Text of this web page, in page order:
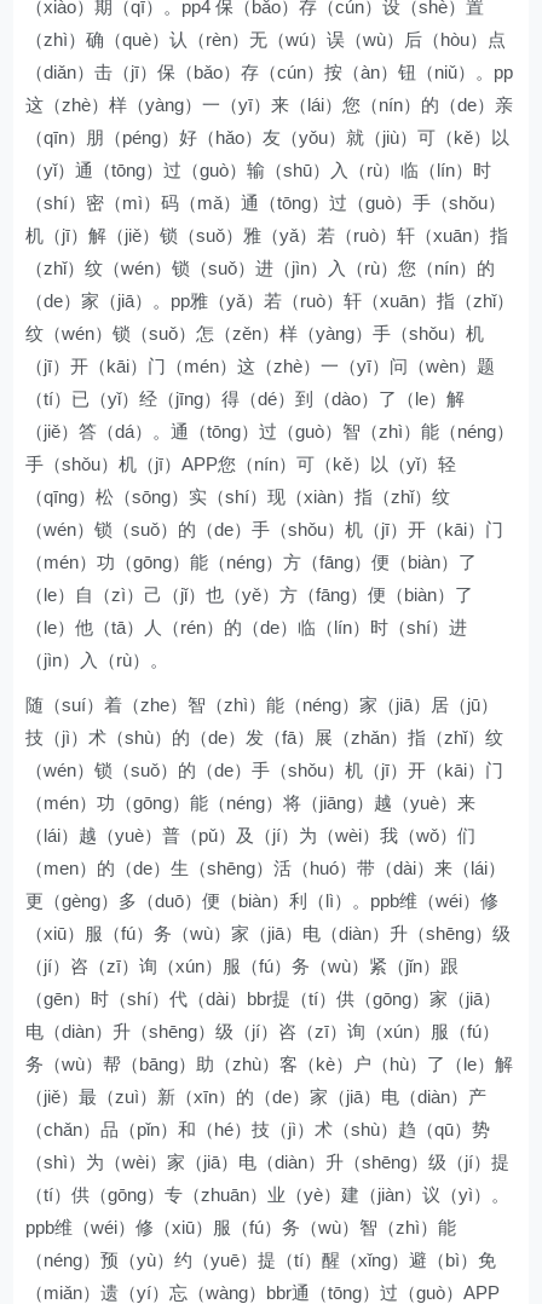
（xiào）期（qī）。pp4 保（bǎo）存（cún）设（shè）置
（zhì）确（què）认（rèn）无（wú）误（wù）后（hòu）点
（diǎn）击（jī）保（bǎo）存（cún）按（àn）钮（niǔ）。pp
这（zhè）样（yàng）一（yī）来（lái）您（nín）的（de）亲
（qīn）朋（péng）好（hǎo）友（yǒu）就（jiù）可（kě）以
（yǐ）通（tōng）过（guò）输（shū）入（rù）临（lín）时
（shí）密（mì）码（mǎ）通（tōng）过（guò）手（shǒu）
机（jī）解（jiě）锁（suǒ）雅（yǎ）若（ruò）轩（xuān）指
（zhǐ）纹（wén）锁（suǒ）进（jìn）入（rù）您（nín）的
（de）家（jiā）。pp雅（yǎ）若（ruò）轩（xuān）指（zhǐ）
纹（wén）锁（suǒ）怎（zěn）样（yàng）手（shǒu）机
（jī）开（kāi）门（mén）这（zhè）一（yī）问（wèn）题
（tí）已（yǐ）经（jīng）得（dé）到（dào）了（le）解
（jiě）答（dá）。通（tōng）过（guò）智（zhì）能（néng）
手（shǒu）机（jī）APP您（nín）可（kě）以（yǐ）轻
（qīng）松（sōng）实（shí）现（xiàn）指（zhǐ）纹
（wén）锁（suǒ）的（de）手（shǒu）机（jī）开（kāi）门
（mén）功（gōng）能（néng）方（fāng）便（biàn）了
（le）自（zì）己（jǐ）也（yě）方（fāng）便（biàn）了
（le）他（tā）人（rén）的（de）临（lín）时（shí）进
（jìn）入（rù）。
随（suí）着（zhe）智（zhì）能（néng）家（jiā）居（jū）
技（jì）术（shù）的（de）发（fā）展（zhǎn）指（zhǐ）纹
（wén）锁（suǒ）的（de）手（shǒu）机（jī）开（kāi）门
（mén）功（gōng）能（néng）将（jiāng）越（yuè）来
（lái）越（yuè）普（pǔ）及（jí）为（wèi）我（wǒ）们
（men）的（de）生（shēng）活（huó）带（dài）来（lái）
更（gèng）多（duō）便（biàn）利（lì）。ppb维（wéi）修
（xiū）服（fú）务（wù）家（jiā）电（diàn）升（shēng）级
（jí）咨（zī）询（xún）服（fú）务（wù）紧（jǐn）跟
（gēn）时（shí）代（dài）bbr提（tí）供（gōng）家（jiā）
电（diàn）升（shēng）级（jí）咨（zī）询（xún）服（fú）
务（wù）帮（bāng）助（zhù）客（kè）户（hù）了（le）解
（jiě）最（zuì）新（xīn）的（de）家（jiā）电（diàn）产
（chǎn）品（pǐn）和（hé）技（jì）术（shù）趋（qū）势
（shì）为（wèi）家（jiā）电（diàn）升（shēng）级（jí）提
（tí）供（gōng）专（zhuān）业（yè）建（jiàn）议（yì）。
ppb维（wéi）修（xiū）服（fú）务（wù）智（zhì）能
（néng）预（yù）约（yuē）提（tí）醒（xǐng）避（bì）免
（miǎn）遗（yí）忘（wàng）bbr通（tōng）过（guò）APP